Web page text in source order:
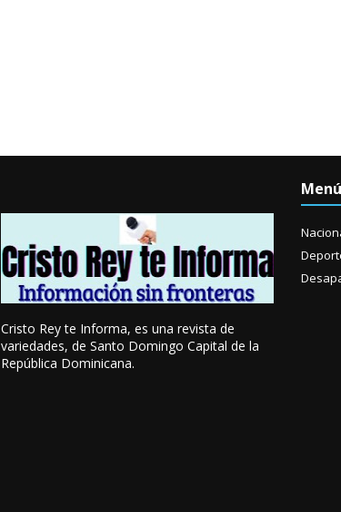
Cristo Rey te Informa, es una revista de
variedades, de Santo Domingo Capital de la
República Dominicana.
Menú